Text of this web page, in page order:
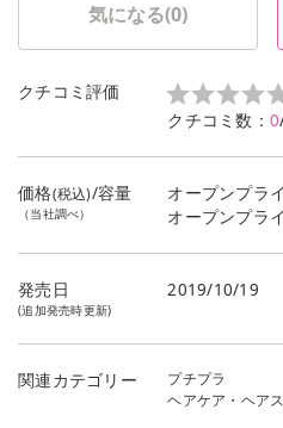
気になる(0)
クチコミ評価
クチコミ数： 0
価格(税込)/容量
（当社調べ）
オープンプラ
オープンプラ
発売日
(追加発売時更新)
2019/10/19
関連カテゴリー
プチプラ
ヘアケア・ヘア